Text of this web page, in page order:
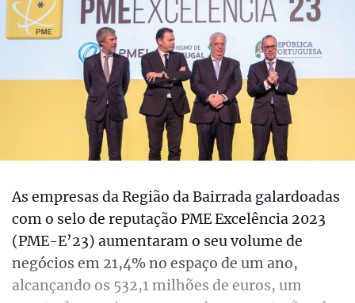
As empresas da Região da Bairrada galardoadas
com o selo de reputação PME Excelência 2023
(PME-E’23) aumentaram o seu volume de
negócios em 21,4% no espaço de um ano,
alcançando os 532,1 milhões de euros, um